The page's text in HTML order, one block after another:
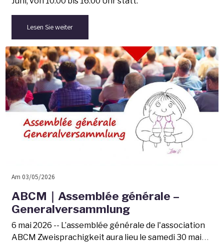
Lesen Sie weiter
Am 03/05/2026
ABCM｜Assemblée générale –
Generalversammlung
6 mai 2026 -- L’assemblée générale de l'association
ABCM Zweisprachigkeit aura lieu le samedi 30 mai